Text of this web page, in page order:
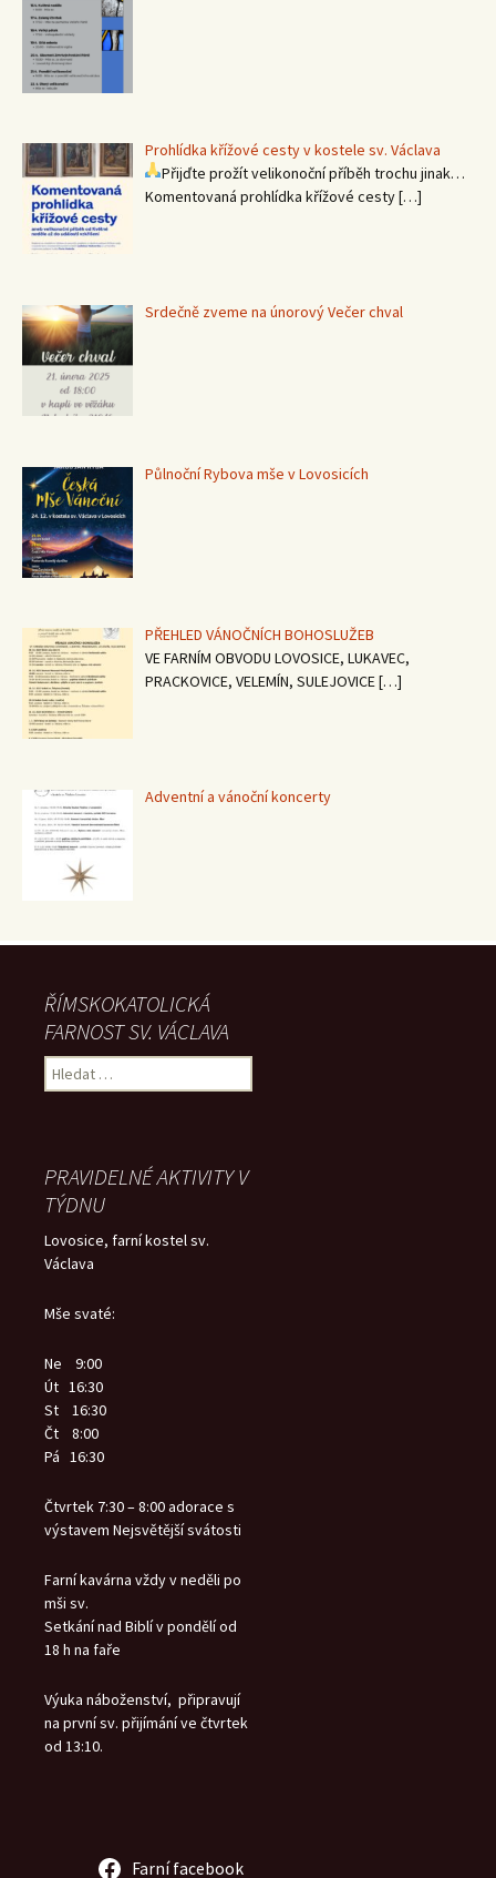
Prohlídka křížové cesty v kostele sv. Václava
Přijďte prožít velikonoční příběh trochu jinak…
Komentovaná prohlídka křížové cesty[…]
Srdečně zveme na únorový Večer chval
Půlnoční Rybova mše v Lovosicích
PŘEHLED VÁNOČNÍCH BOHOSLUŽEB
VE FARNÍM OBVODU LOVOSICE, LUKAVEC,
PRACKOVICE, VELEMÍN, SULEJOVICE[…]
Adventní a vánoční koncerty
ŘÍMSKOKATOLICKÁ
FARNOST SV. VÁCLAVA
Vyhledávání
PRAVIDELNÉ AKTIVITY V
TÝDNU
Lovosice, farní kostel sv.
Václava
Mše svaté:
Ne 9:00
Út 16:30
St 16:30
Čt 8:00
Pá 16:30
Čtvrtek 7:30 – 8:00 adorace s
výstavem Nejsvětější svátosti
Farní kavárna vždy v neděli po
mši sv.
Setkání nad Biblí v pondělí od
18 h na faře
Výuka náboženství, připravují
na první sv. přijímání ve čtvrtek
od 13:10.
Farní facebook